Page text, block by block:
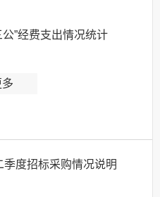
”经费支出情况统计
多
度招标采购情况说明